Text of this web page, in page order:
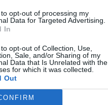
opt-out of processing my
Data for Targeted Advertising.
In
opt-out of Collection, Use,
Sale, and/or Sharing of my
Data that Is Unrelated with the
for which it was collected.
Out